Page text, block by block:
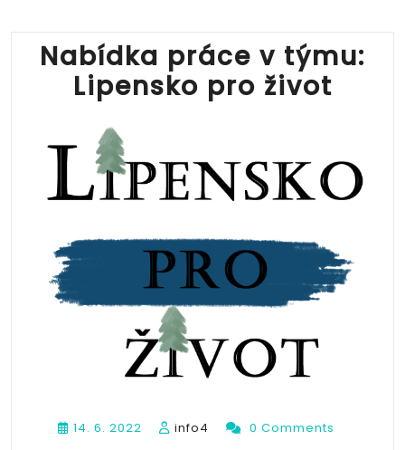
Nabídka práce v týmu:
Lipensko pro život
14. 6. 2022 info4
0 Comments